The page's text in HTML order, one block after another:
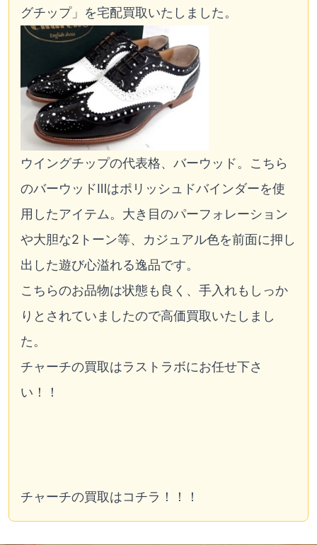
グチップ」を宅配買取いたしました。
ウイングチップの代表格、バーウッド。こちら
のバーウッドⅢはポリッシュドバインダーを使
用したアイテム。大き目のパーフォレーション
や大胆な2トーン等、カジュアル色を前面に押し
出した遊び心溢れる逸品です。
こちらのお品物は状態も良く、手入れもしっか
りとされていましたので高価買取いたしまし
た。
チャーチの買取はラストラボにお任せ下さ
い！！
チャーチの買取はコチラ！！！